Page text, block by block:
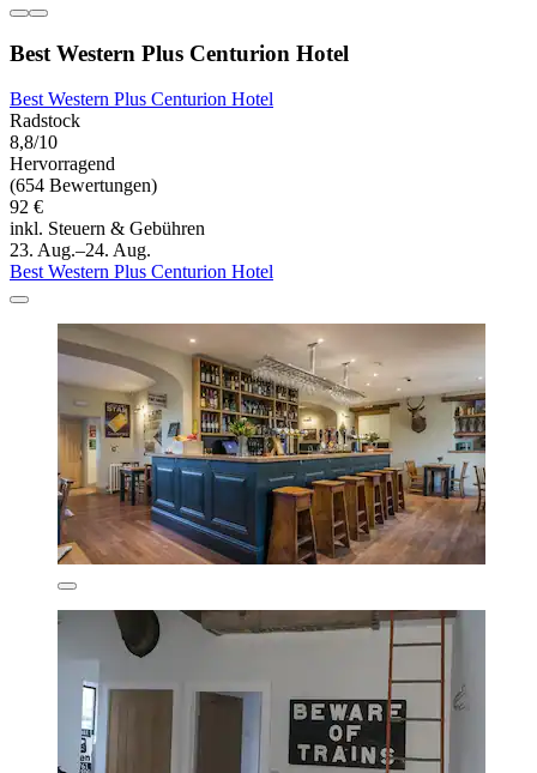
Best Western Plus Centurion Hotel
Best Western Plus Centurion Hotel
Radstock
8,8/10
Hervorragend
(654 Bewertungen)
92 €
inkl. Steuern & Gebühren
23. Aug.–24. Aug.
Best Western Plus Centurion Hotel